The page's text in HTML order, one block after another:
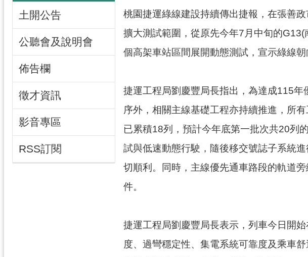
土開公告
公聽會及說明會
佈告欄
徵才資訊
影音專區
RSS訂閱
桃園捷運綠線建設持續傳出捷報，在張善
擴大測試範圍，從原先今年7月中旬的
個高架車站區間展開動態測試，宣示綠線
捷運工程局劉慶豐局長指出，為達成115
序外，相關主線基礎工程亦持續推進，所
已累積18列，預計今年底第一批次共20列
試與低速動態行駛，隨後移交號誌子系統
切順利。同時，主線優先通車路段的軌道
件。
捷運工程局劉慶豐局長表示，列車今日開
度、過彎穩定性、集電系統可靠度及乘車